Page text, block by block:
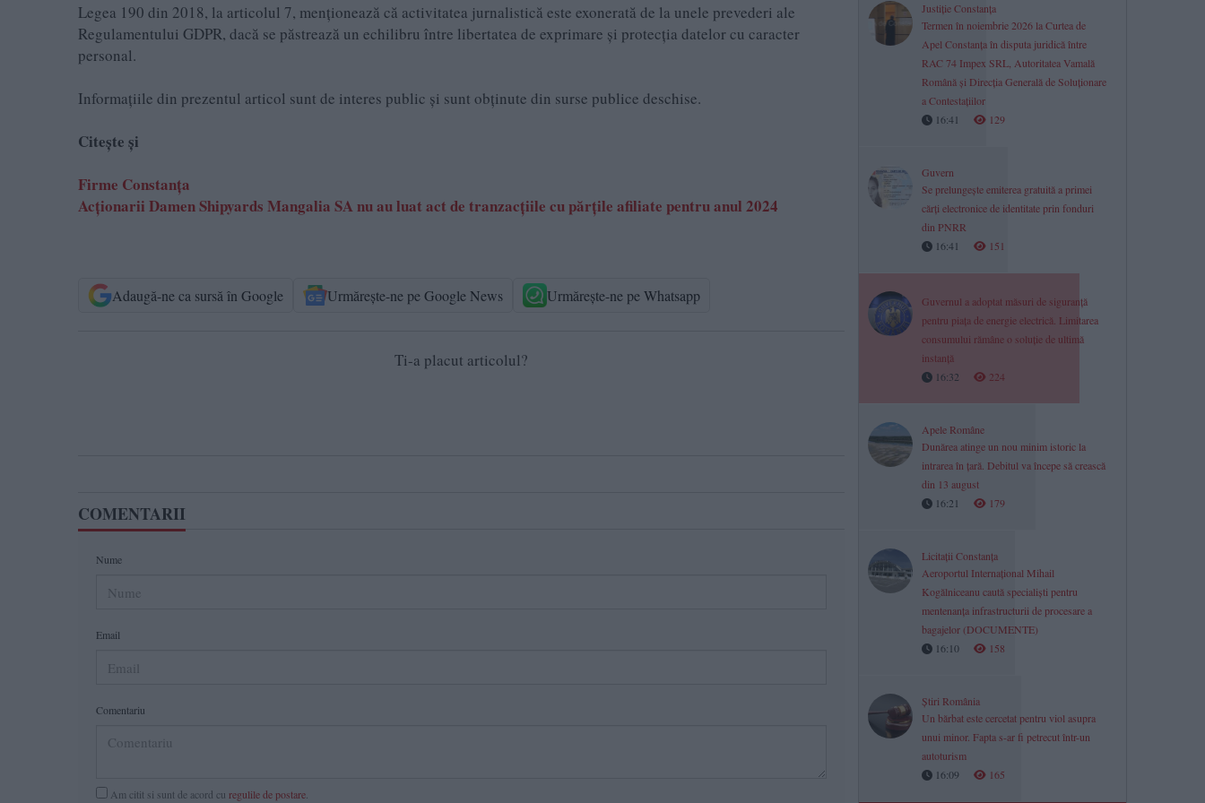
Legea 190 din 2018, la articolul 7, menţionează că activitatea jurnalistică este exonerată de la unele prevederi ale
Regulamentului GDPR, dacă se păstrează un echilibru între libertatea de exprimare şi protecţia datelor cu caracter
personal.
Informațiile din prezentul articol sunt de interes public și sunt obținute din surse publice deschise.
Citește și
Firme Constanța
Acționarii Damen Shipyards Mangalia SA nu au luat act de tranzacțiile cu părțile afiliate pentru anul 2024
Adaugă-ne ca sursă în Google Urmărește-ne pe Google News Urmărește-ne pe Whatsapp
Ti-a placut articolul?
COMENTARII
Nume
Email
Comentariu
Am citit si sunt de acord cu regulile de postare
Justiție Constanța
Termen în noiembrie 2026 la Curtea de
Apel Constanța în disputa juridică între
RAC 74 Impex SRL, Autoritatea Vamală
Română și Direcția Generală de Soluționare
a Contestațiilor
16:41
129
Guvern
Se prelungește emiterea gratuită a primei
cărți electronice de identitate prin fonduri
din PNRR
16:41
151
Guvernul a adoptat măsuri de siguranță
pentru piața de energie electrică. Limitarea
consumului rămâne o soluție de ultimă
instanță
16:32
224
Apele Române
Dunărea atinge un nou minim istoric la
intrarea în țară. Debitul va începe să crească
din 13 august
16:21
179
Licitații Constanța
Aeroportul Internațional Mihail
Kogălniceanu caută specialiști pentru
mentenanța infrastructurii de procesare a
bagajelor (DOCUMENTE)
16:10
158
Știri România
Un bărbat este cercetat pentru viol asupra
unui minor. Fapta s-ar fi petrecut într-un
autoturism
16:09
165